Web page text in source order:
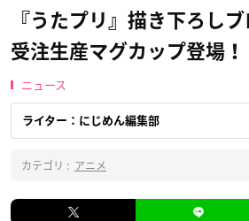
『うたプリ』描き下ろし
受注生産マグカップ登場！
ニュース
ライター：にじめん編集部
カテゴリ : アニメ